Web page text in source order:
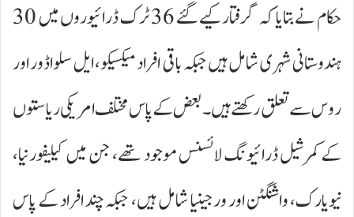
حکام نے بتایا کہ گرفتار کیے گئے 36 ٹرک ڈرائیوروں میں 30
ہندوستانی شہری شامل ہیں جبکہ باقی افراد میکسیکو، ایل سلواڈور اور
روس سے تعلق رکھتے ہیں۔ بعض کے پاس مختلف امریکی ریاستوں
کے کمرشیل ڈرائیونگ لائسنس موجود تھے، جن میں کیلیفورنیا،
نیویارک، واشنگٹن اور ورجینیا شامل ہیں، جبکہ چند افراد کے پاس